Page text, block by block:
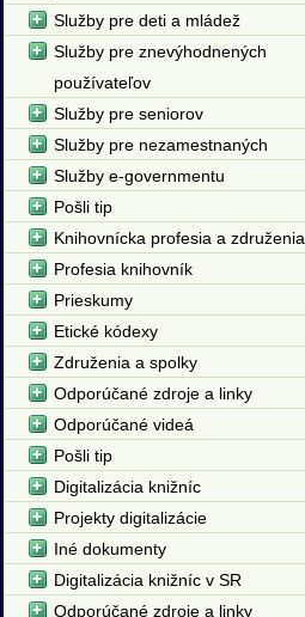
Služby pre deti a mládež
Služby pre znevýhodnených
používateľov
Služby pre seniorov
Služby pre nezamestnaných
Služby e-governmentu
Pošli tip
Knihovnícka profesia a združenia
Profesia knihovník
Prieskumy
Etické kódexy
Združenia a spolky
Odporúčané zdroje a linky
Odporúčané videá
Pošli tip
Digitalizácia knižníc
Projekty digitalizácie
Iné dokumenty
Digitalizácia knižníc v SR
Odporúčané zdroje a linky